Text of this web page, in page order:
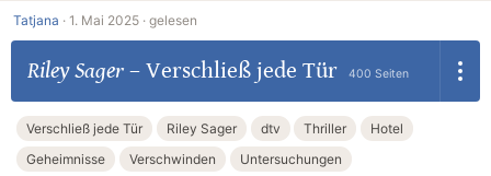
Tatjana · 1. Mai 2025 · gelesen
Riley Sager– Verschließ jede Tür 400 Seiten
Verschließ jede Tür Riley Sager dtv Thriller
Hotel
Geheimnisse
Verschwinden Untersuchungen